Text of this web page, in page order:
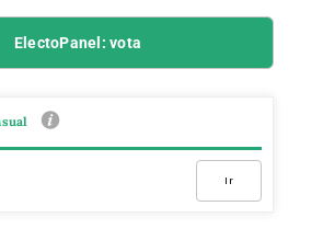
ElectoPanel: vota
Ir